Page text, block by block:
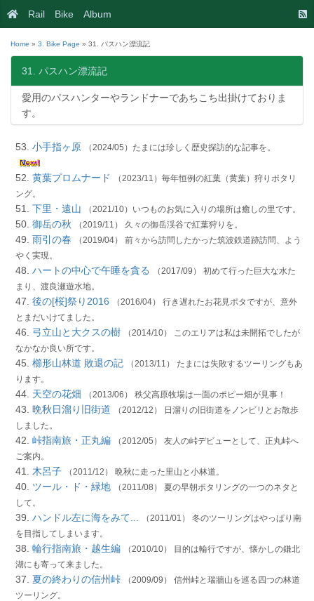
Rail Bike Album
Home » 3. Bike Page » 31. パスハン漂流記
31. パスハン漂流記
愛用のパスハンターやランドナーであちこち出掛けておりま
す。
53. 小手指ヶ原 （2024/05）たまには珍しく歴史探訪的な記事を。
52. 黄葉プロムナード
（2023/11）毎年恒例の紅葉（黄葉）狩りポタリ
ング。
51. 下里・遠山 （2021/10）いつものお気に入りの場所は癒しの里です。
50. 御岳の秋 （2019/11） 久々の御岳渓谷で紅葉狩りを。
49. 雨引の春
（2019/04） 前々から訪問したかった筑波鉄道跡訪問、よう
やく実現。
48. ハートの中心で午睡を貪る
（2017/09） 初めて行った巨大な水た
まり、渡良瀬遊水地。
47. 後の[桜]祭り2016
（2016/04） 行き遅れたお花見ポタですが、意外
とまだいけてました。
46. 弓立山と大クスの樹
（2014/10） このエリアは私は未開拓でしたが
なかなか良い所です。
45. 櫛形山林道 敗退の記
（2013/11） たまには失敗するツーリングもあ
ります。
44. 天空の花畑 （2013/06） 秩父高原牧場は一面のポピー畑が見事！
43. 晩秋日溜り旧街道
（2012/12） 日溜りの旧街道をノンビリとお散歩
しました。
42. 峠指南旅・正丸編
（2012/05） 友人の峠デビューとして、正丸峠へ
ご案内。
41. 木呂子 （2011/12） 晩秋に走った里山と小林道。
40. ツール・ド・緑地
（2011/08） 夏の早朝ポタリングの一つのネタと
して。
39. ハンドル左に海をみて...
（2011/01） 冬のツーリングはやっぱり南
を目指してしまいます。
38. 輪行指南旅・越生編
（2010/10） 目的は輪行ですが、懐かしの鎌北
湖にも寄って来ました。
37. 夏の終わりの信州峠
（2009/09） 信州峠と瑞牆山を巡る四つの林道
ツーリング。